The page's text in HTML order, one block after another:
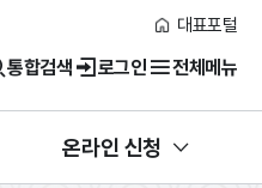
대표포털
통합검색 로그인 전체메뉴
온라인 신청